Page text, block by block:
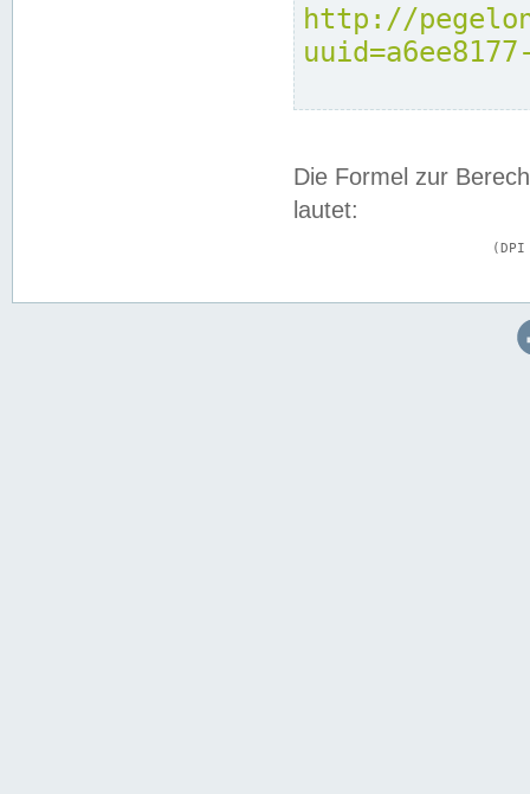
http://
Die Formel zur
lautet: